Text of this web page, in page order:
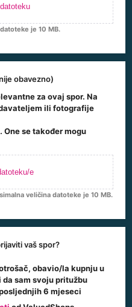
je 10 MB.
obavezno)
za ovaj spor. Na
ili fotografije
se također mogu
e
veličina datoteke je 10 MB.
vaš spor?
obavio/la kupnju u
sam svoju pritužbu
6 mjeseci